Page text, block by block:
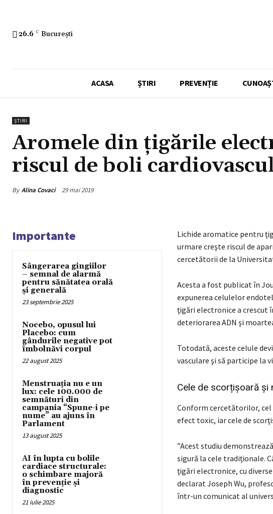
26.6 C București
ACASA ȘTIRI PREVENȚIE
ȘTIRI
Aromele din țigările
riscul de boli
By Alina Covaci 29 mai 2019
Importante
Sângerarea gingiilor
– semnal de alarmă
pentru sănătatea orală
și generală
23 septembrie 2025
Nocebo, opusul lui
Placebo: cum
gândurile negative pot
îmbolnăvi corpul
22 august 2025
Menstruația nu e un
lux: cele 100.000 de
semnături din
campania “Spune-i pe
nume” au ajuns în
Parlament
13 august 2025
AI în lupta cu bolile
cardiace structurale:
o schimbare majoră
în prevenție și
diagnostic
21 iulie 2025
Lichide aromatice pentru
urmare creşte riscul de
cercetătorii de la
Acesta a fost publicat în
expunerea celulelor
ţigări electronice a crescut
deteriorarea ADN şi
Totodată, aceste celule
vasculare şi să participe la
Cele de scorțișoară și
Conform cercetătorilor, cel
efect toxic, iar cele de
”Acest studiu
sigură la cele tradiţionale.
ţigări electronice, cu
declarat Joseph Wu,
într-un comunicat al